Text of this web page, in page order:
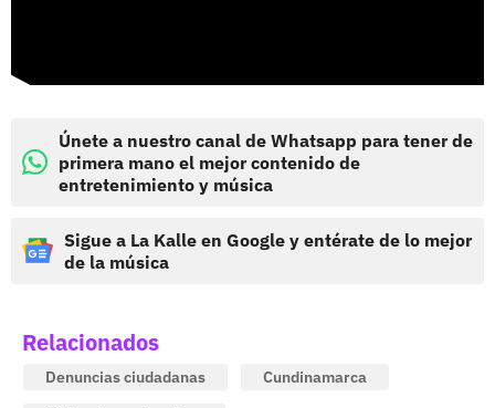
Únete a nuestro canal de Whatsapp para tener de
primera mano el mejor contenido de
entretenimiento y música
Sigue a La Kalle en Google y entérate de lo mejor
de la música
Relacionados
Denuncias ciudadanas
Cundinamarca